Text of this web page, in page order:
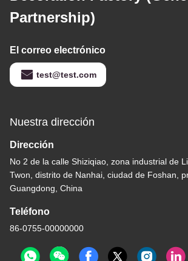
Partnership)
El correo electrónico
test@test.com
Nuestra dirección
Dirección
No 2 de la calle Shiziqiao, zona industrial de
Twon, distrito de Nanhai, ciudad de Foshan,
Guangdong, China
Teléfono
86-0755-00000000